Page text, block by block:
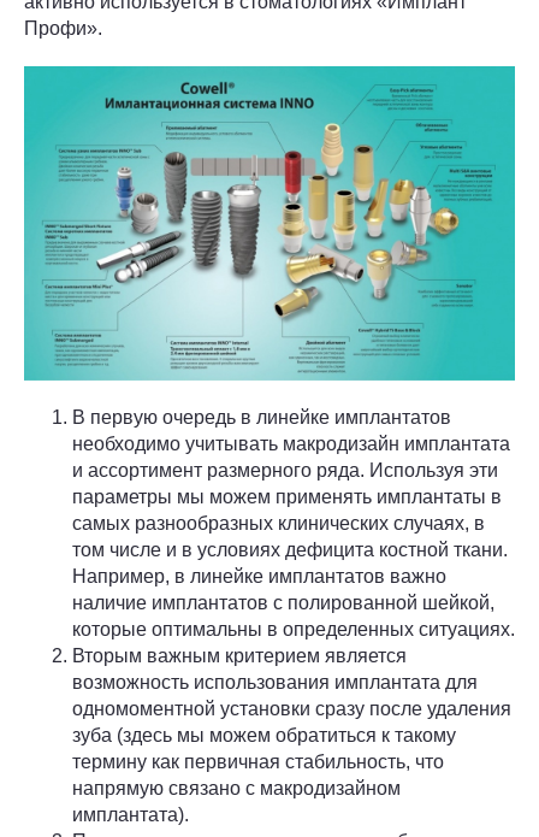
Профи».
В первую очередь в линейке имплантатов
необходимо учитывать макродизайн имплантата
и ассортимент размерного ряда. Используя эти
параметры мы можем применять имплантаты в
самых разнообразных клинических случаях, в
том числе и в условиях дефицита костной ткани.
Например, в линейке имплантатов важно
наличие имплантатов с полированной шейкой,
которые оптимальны в определенных ситуациях.
Вторым важным критерием является
возможность использования имплантата для
одномоментной установки сразу после удаления
зуба (здесь мы можем обратиться к такому
термину как первичная стабильность, что
напрямую связано с макродизайном
имплантата).